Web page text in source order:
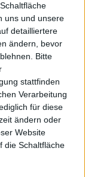
uns und unsere
detailliertere
ändern, bevor
Bitte
stattfinden
Verarbeitung
für diese
ändern oder
Website
die Schaltfläche